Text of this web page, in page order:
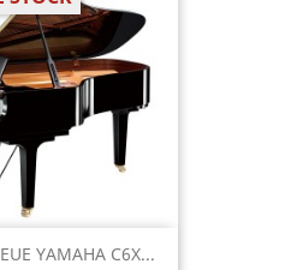
YAMAHA C6X...